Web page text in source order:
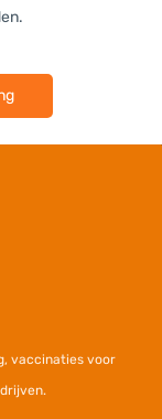
vaccinaties voor